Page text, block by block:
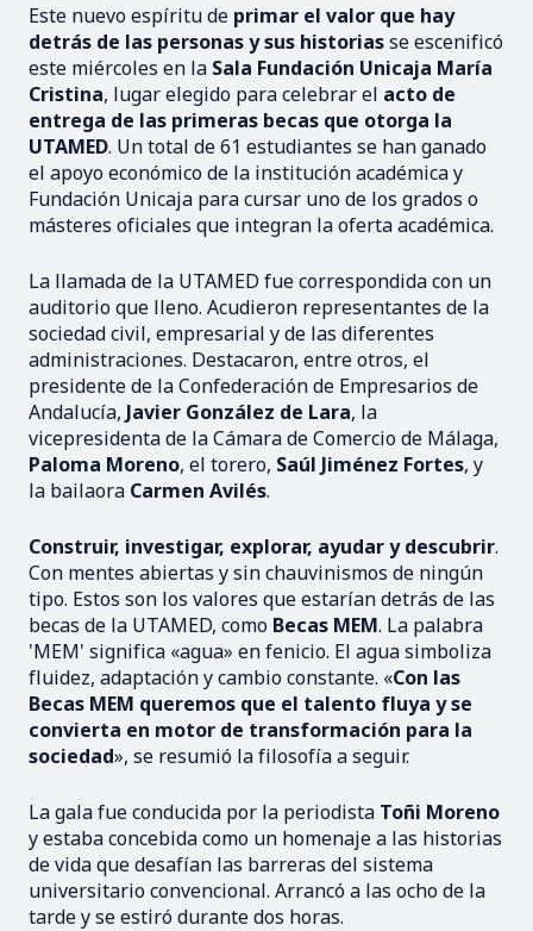
Este nuevo espíritu de primar el valor que hay
detrás de las personas y sus historiasse escenificó
este miércoles en la Sala Fundación Unicaja María
Cristina, lugar elegido para celebrar el acto de
entrega de las primeras becas que otorga la
UTAMED. Un total de 61 estudiantes se han ganado
el apoyo económico de la institución académica y
Fundación Unicaja para cursar uno de los grados o
másteres oficiales que integran la oferta académica.
La llamada de la UTAMED fue correspondida con un
auditorio que lleno. Acudieron representantes de la
sociedad civil, empresarial y de las diferentes
administraciones. Destacaron, entre otros, el
presidente de la Confederación de Empresarios de
Andalucía, Javier González de Lara, la
vicepresidenta de la Cámara de Comercio de Málaga,
Paloma Moreno, el torero, Saúl Jiménez Fortes, y
la bailaora Carmen Avilés.
Construir, investigar, explorar, ayudar y descubrir.
Con mentes abiertas y sin chauvinismos de ningún
tipo. Estos son los valores que estarían detrás de las
becas de la UTAMED, como Becas MEM. La palabra
'MEM' significa «agua» en fenicio. El agua simboliza
fluidez, adaptación y cambio constante. «Con las
Becas MEM queremos que el talento fluya y se
convierta en motor de transformación para la
sociedad», se resumió la filosofía a seguir.
La gala fue conducida por la periodista Toñi Moreno
y estaba concebida como un homenaje a las historias
de vida que desafían las barreras del sistema
universitario convencional. Arrancó a las ocho de la
tarde y se estiró durante dos horas.